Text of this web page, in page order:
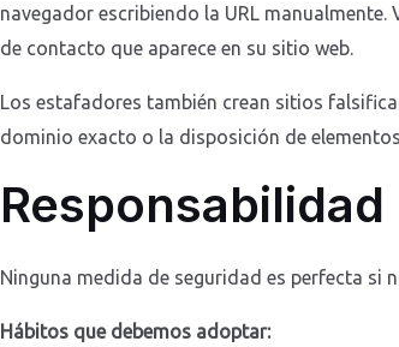
navegador escribiendo la URL
de contacto que aparece en su sitio web.
Los estafadores también crean sitios
dominio exacto o la disposición de
Ninguna medida de seguridad es perfecta si
Hábitos que debemos adoptar: